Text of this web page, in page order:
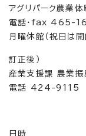
アグリパーク農業体
電話・fax 465-
月曜休館（祝日は開
訂正後）
産業支援課 農業振
電話 424-9115
日時